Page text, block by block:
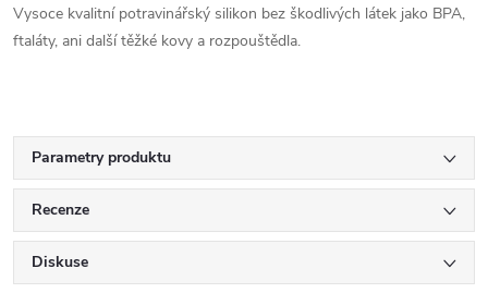
Vysoce kvalitní potravinářský silikon bez škodlivých látek jako BPA,
ftaláty, ani další těžké kovy a rozpouštědla.
Parametry produktu
Recenze
Diskuse